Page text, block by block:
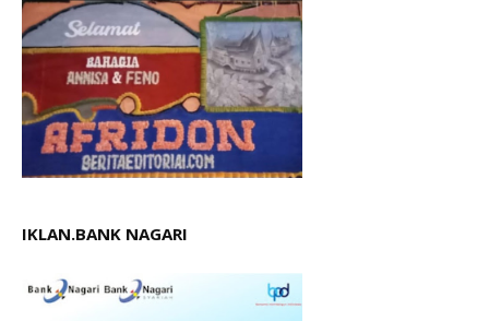
IKLAN.BANK NAGARI